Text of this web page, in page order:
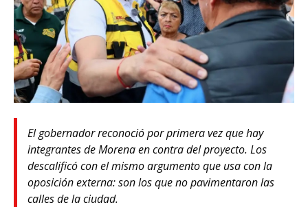
El gobernador reconoció por primera vez que hay
integrantes de Morena en contra del proyecto. Los
descalificó con el mismo argumento que usa con la
oposición externa: son los que no pavimentaron las
calles de la ciudad.